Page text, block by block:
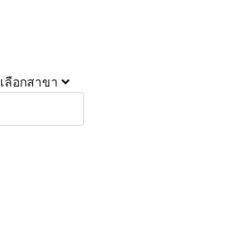
เลือกสาขา